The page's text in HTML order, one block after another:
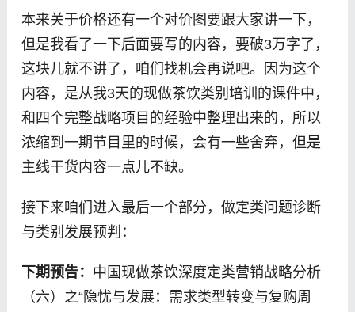
本来关于价格还有一个对价图要跟大家讲一下，
但是我看了一下后面要写的内容，要破3万字了，
这块儿就不讲了，咱们找机会再说吧。因为这个
内容，是从我3天的现做茶饮类别培训的课件中，
和四个完整战略项目的经验中整理出来的，所以
浓缩到一期节目里的时候，会有一些舍弃，但是
主线干货内容一点儿不缺。
接下来咱们进入最后一个部分，做定类问题诊断
与类别发展预判：
下期预告： 中国现做茶饮深度定类营销战略分析
（六）之“隐忧与发展：需求类型转变与复购周